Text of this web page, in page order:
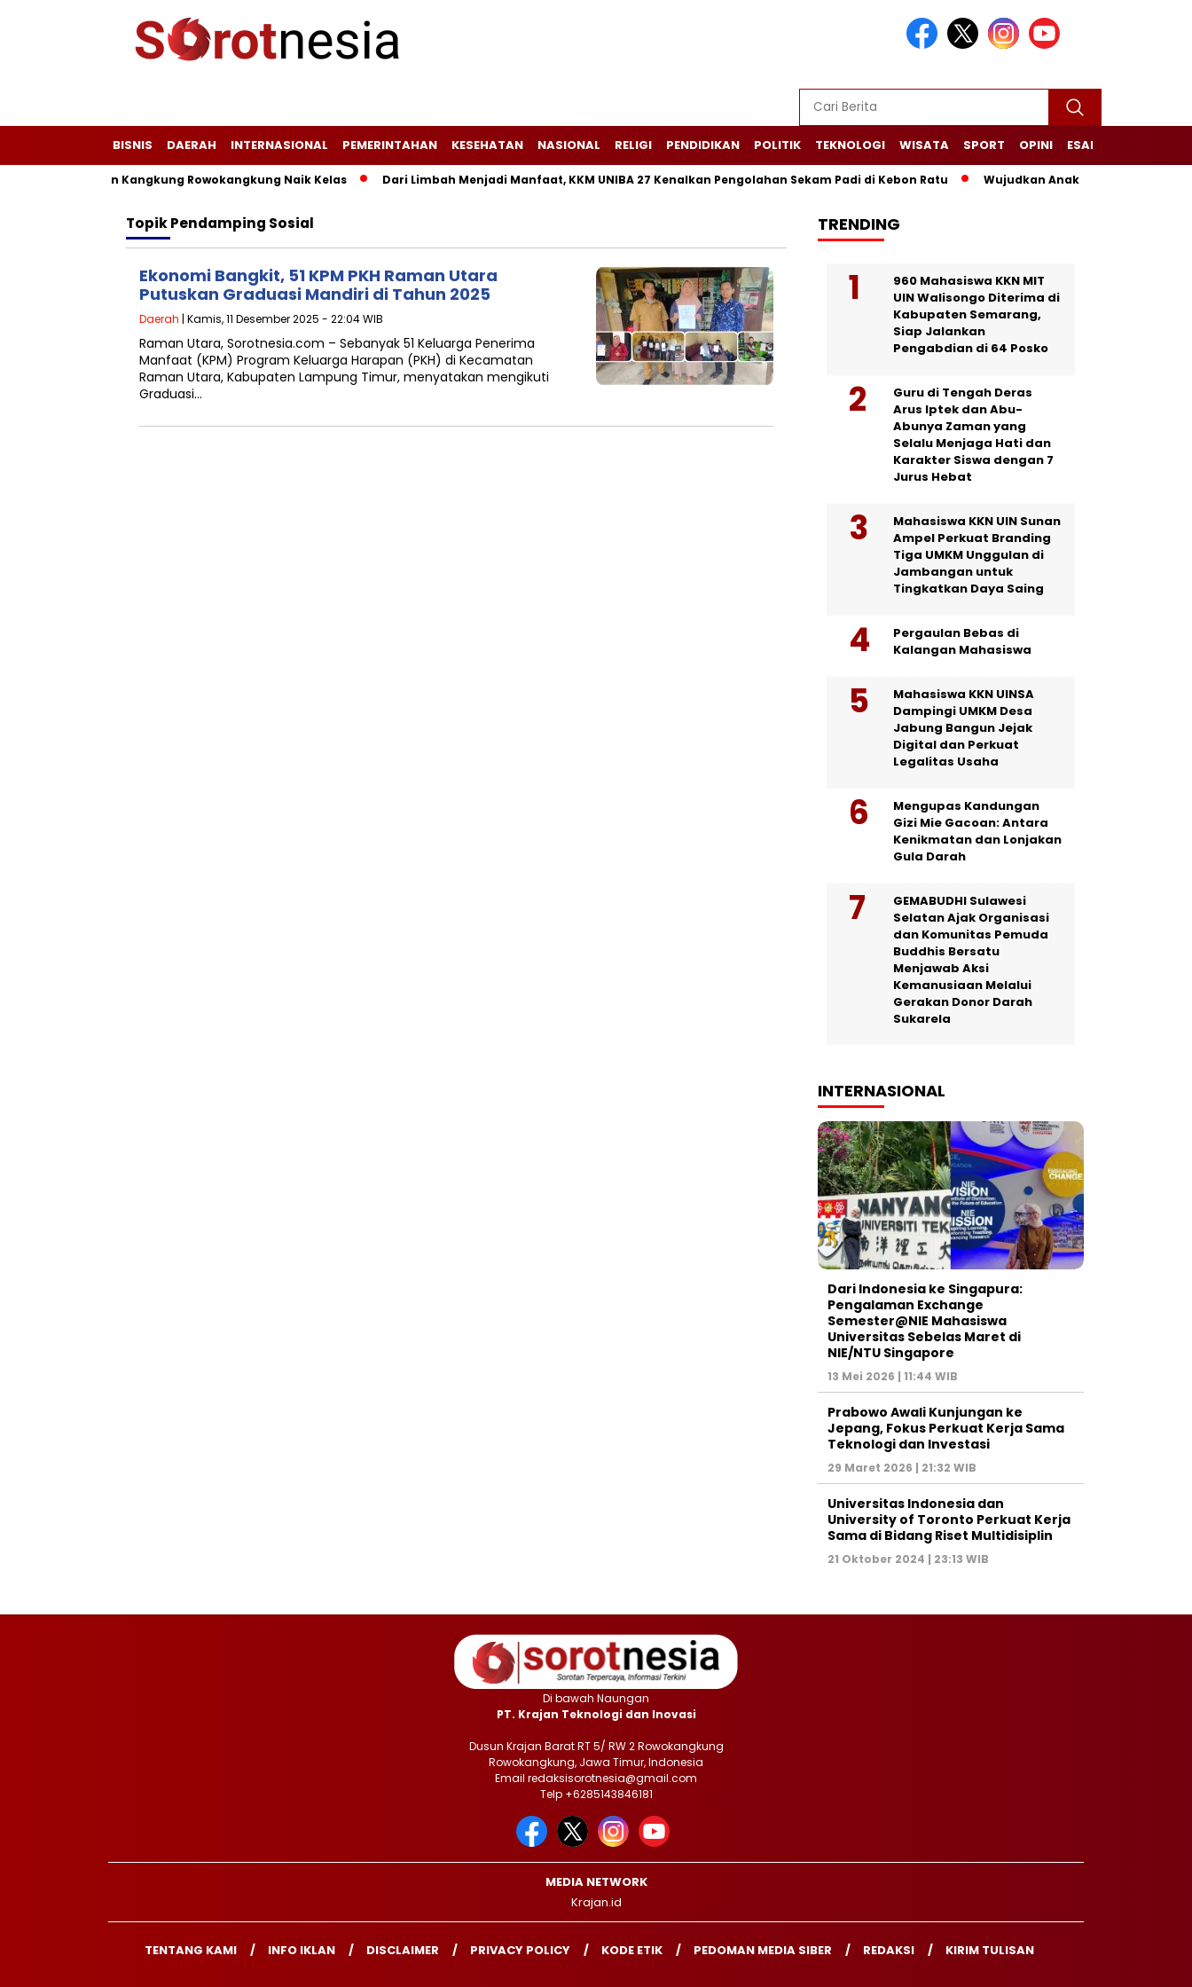
BISNIS DAERAH INTERNASIONAL PEMERINTAHAN KESEHATAN NASIONAL RELIGI PENDIDIKAN POLITIK TEKNOLOGI WISATA SPORT OPINI ESAI
Jagung, dan Kangkung Rowokangkung Naik Kelas Dari Limbah Menjadi Manfaat, KKM UNIBA 27 Kenalkan Pengolahan Sekam Padi di Kebon Ratu Wujudkan Anak Desa Sehat dan
TopikPendamping Sosial
Ekonomi Bangkit, 51 KPM PKH Raman Utara
Putuskan Graduasi Mandiri di Tahun 2025
Daerah | Kamis, 11 Desember 2025 - 22:04 WIB
Raman Utara, Sorotnesia.com – Sebanyak 51 Keluarga Penerima
Manfaat (KPM) Program Keluarga Harapan (PKH) di Kecamatan
Raman Utara, Kabupaten Lampung Timur, menyatakan mengikuti
Graduasi…
TRENDING
960 Mahasiswa KKN MIT
UIN Walisongo Diterima di
Kabupaten Semarang,
Siap Jalankan
Pengabdian di 64 Posko
Guru di Tengah Deras
Arus Iptek dan Abu-
Abunya Zaman yang
Selalu Menjaga Hati dan
Karakter Siswa dengan 7
Jurus Hebat
Mahasiswa KKN UIN Sunan
Ampel Perkuat Branding
Tiga UMKM Unggulan di
Jambangan untuk
Tingkatkan Daya Saing
Pergaulan Bebas di
Kalangan Mahasiswa
Mahasiswa KKN UINSA
Dampingi UMKM Desa
Jabung Bangun Jejak
Digital dan Perkuat
Legalitas Usaha
Mengupas Kandungan
Gizi Mie Gacoan: Antara
Kenikmatan dan Lonjakan
Gula Darah
GEMABUDHI Sulawesi
Selatan Ajak Organisasi
dan Komunitas Pemuda
Buddhis Bersatu
Menjawab Aksi
Kemanusiaan Melalui
Gerakan Donor Darah
Sukarela
INTERNASIONAL
Dari Indonesia ke Singapura:
Pengalaman Exchange
Semester@NIE Mahasiswa
Universitas Sebelas Maret di
NIE/NTU Singapore
13 Mei 2026 | 11:44 WIB
Prabowo Awali Kunjungan ke
Jepang, Fokus Perkuat Kerja Sama
Teknologi dan Investasi
29 Maret 2026 | 21:32 WIB
Universitas Indonesia dan
University of Toronto Perkuat Kerja
Sama di Bidang Riset Multidisiplin
21 Oktober 2024 | 23:13 WIB
Di bawah Naungan
PT. Krajan Teknologi dan Inovasi
Dusun Krajan Barat RT 5/ RW 2 Rowokangkung
Rowokangkung, Jawa Timur, Indonesia
Email redaksisorotnesia@gmail.com
Telp +6285143846181
MEDIA NETWORK
Krajan.id
TENTANG KAMI INFO IKLAN DISCLAIMER PRIVACY POLICY KODE ETIK PEDOMAN MEDIA SIBER REDAKSI KIRIM TULISAN